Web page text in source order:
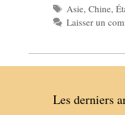
Étiquettes
Asie,Chine,
Laisser un
Les derniers